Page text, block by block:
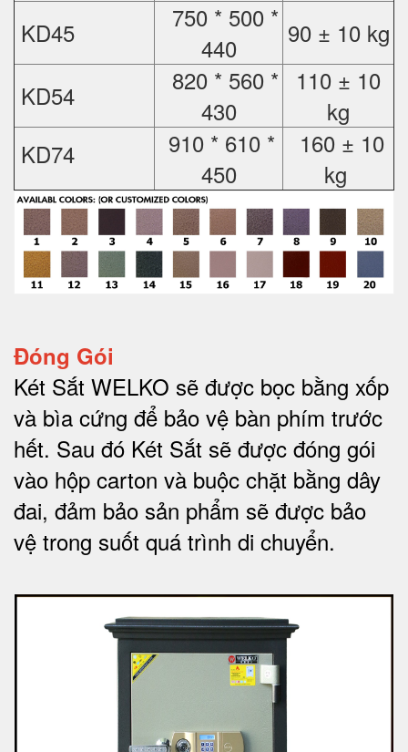
KD45
750 * 500 *
440
90 ± 10 kg
KD54
820 * 560 *
430
110 ± 10
kg
KD74
910 * 610 *
450
160 ± 10
kg
Đóng Gói
Két Sắt WELKO sẽ được bọc bằng xốp
và bìa cứng để bảo vệ bàn phím trước
hết. Sau đó Két Sắt sẽ được đóng gói
vào hộp carton và buộc chặt bằng dây
đai, đảm bảo sản phẩm sẽ được bảo
vệ trong suốt quá trình di chuyển.